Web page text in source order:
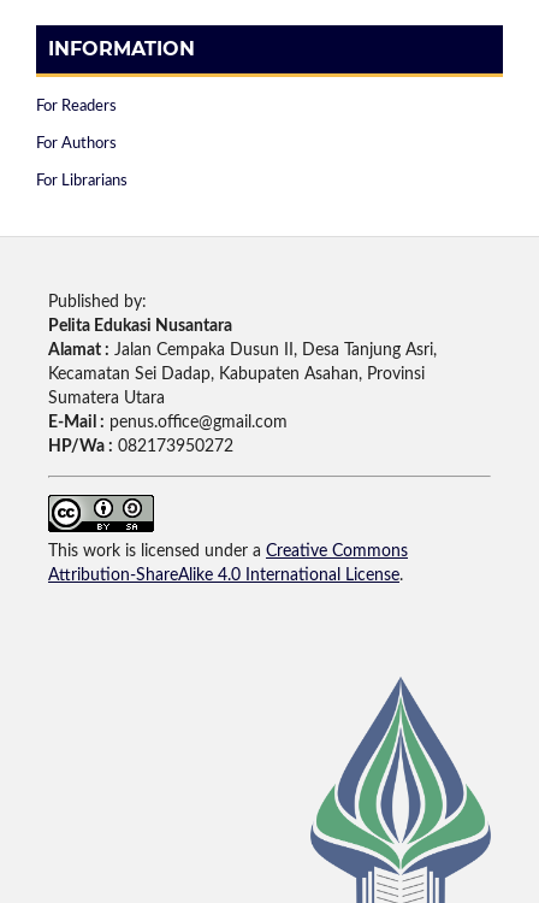
INFORMATION
For Readers
For Authors
For Librarians
Published by:
Pelita Edukasi Nusantara
Alamat : Jalan Cempaka Dusun II, Desa Tanjung Asri,
Kecamatan Sei Dadap, Kabupaten Asahan, Provinsi
Sumatera Utara
E-Mail : penus.office@gmail.com
HP/Wa : 082173950272
This work is licensed under a Creative Commons
Attribution-ShareAlike 4.0 International License.